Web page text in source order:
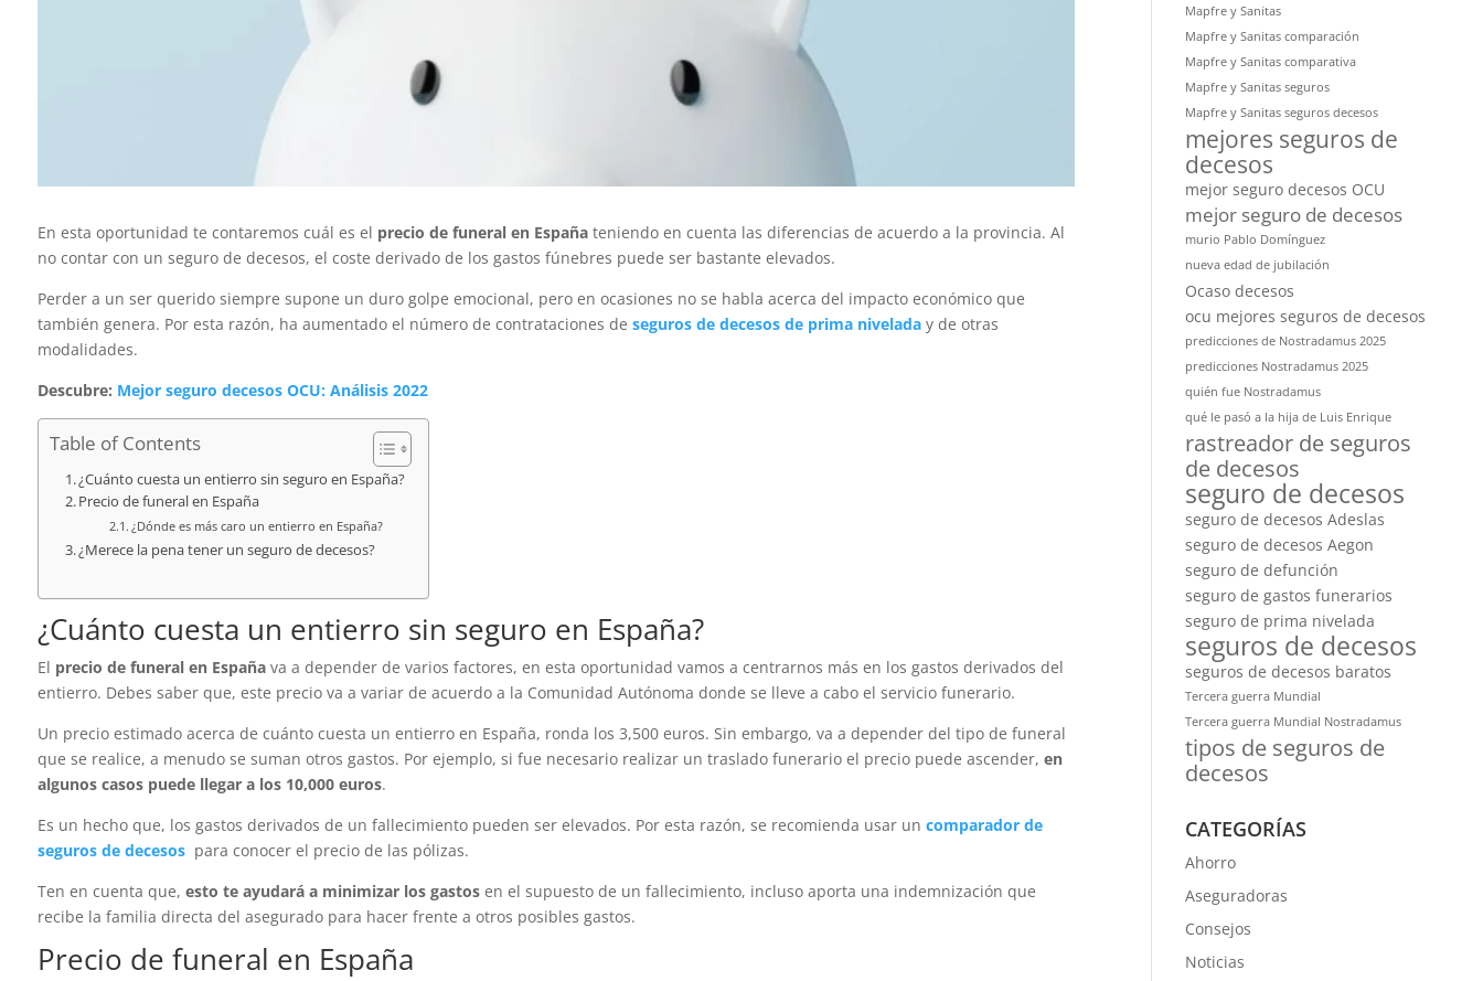
En esta oportunidad te contaremos cuál es el precio de funeral en Españateniendo en cuenta las diferencias de acuerdo a la provincia. Al
no contar con un seguro de decesos, el coste derivado de los gastos fúnebres puede ser bastante elevados.
Perder a un ser querido siempre supone un duro golpe emocional, pero en ocasiones no se habla acerca del impacto económico que
también genera. Por esta razón, ha aumentado el número de contrataciones de seguros de decesos de prima niveladay de otras
modalidades.
Descubre: Mejor seguro decesos OCU: Análisis 2022
Table of Contents
¿Cuánto cuesta un entierro sin seguro en España?
Precio de funeral en España
¿Dónde es más caro un entierro en España?
¿Merece la pena tener un seguro de decesos?
¿Cuánto cuesta un entierro sin seguro en España?
El precio de funeral en Españava a depender de varios factores, en esta oportunidad vamos a centrarnos más en los gastos derivados del
entierro. Debes saber que, este precio va a variar de acuerdo a la Comunidad Autónoma donde se lleve a cabo el servicio funerario.
Un precio estimado acerca de cuánto cuesta un entierro en España, ronda los 3,500 euros. Sin embargo, va a depender del tipo de funeral
que se realice, a menudo se suman otros gastos. Por ejemplo, si fue necesario realizar un traslado funerario el precio puede ascender, en
algunos casos puede llegar a los 10,000 euros.
Es un hecho que, los gastos derivados de un fallecimiento pueden ser elevados. Por esta razón, se recomienda usar un comparador de
seguros de decesos para conocer el precio de las pólizas.
Ten en cuenta que, esto te ayudará a minimizar los gastosen el supuesto de un fallecimiento, incluso aporta una indemnización que
recibe la familia directa del asegurado para hacer frente a otros posibles gastos.
Precio de funeral en España
Mapfre y Sanitas
Mapfre y Sanitas comparación
Mapfre y Sanitas comparativa
Mapfre y Sanitas seguros
Mapfre y Sanitas seguros decesos
mejores seguros de
decesos
mejor seguro decesos OCU
mejor seguro de decesos
murio Pablo Domínguez
nueva edad de jubilación
Ocaso decesos
ocu mejores seguros de decesos
predicciones de Nostradamus 2025
predicciones Nostradamus 2025
quién fue Nostradamus
qué le pasó a la hija de Luis Enrique
rastreador de seguros
de decesos
seguro de decesos
seguro de decesos Adeslas
seguro de decesos Aegon
seguro de defunción
seguro de gastos funerarios
seguro de prima nivelada
seguros de decesos
seguros de decesos baratos
Tercera guerra Mundial
Tercera guerra Mundial Nostradamus
tipos de seguros de
decesos
CATEGORÍAS
Ahorro
Aseguradoras
Consejos
Noticias